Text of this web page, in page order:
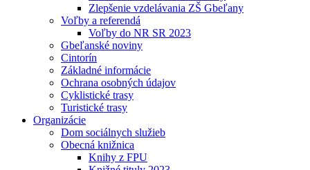
Zlepšenie vzdelávania ZŠ Gbeľany
Voľby a referendá
Voľby do NR SR 2023
Gbeľanské noviny
Cintorín
Základné informácie
Ochrana osobných údajov
Cyklistické trasy
Turistické trasy
Organizácie
Dom sociálnych služieb
Obecná knižnica
Knihy z FPU